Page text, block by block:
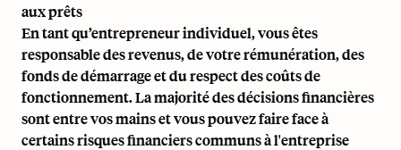
aux prêts
En tant qu’entrepreneur individuel, vous êtes
responsable des revenus, de votre rémunération, des
fonds de démarrage et du respect des coûts de
fonctionnement. La majorité des décisions financières
sont entre vos mains et vous pouvez faire face à
certains risques financiers communs à l'entreprise